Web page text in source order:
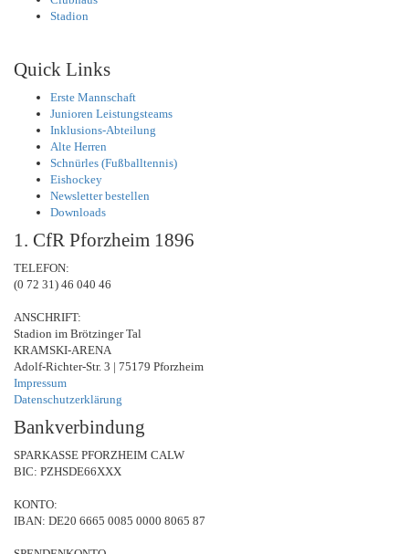
Stadion
Quick Links
Erste Mannschaft
Junioren Leistungsteams
Inklusions-Abteilung
Alte Herren
Schnürles (Fußballtennis)
Eishockey
Newsletter bestellen
Downloads
1. CfR Pforzheim 1896
TELEFON:
(0 72 31) 46 040 46
ANSCHRIFT:
Stadion im Brötzinger Tal
KRAMSKI-ARENA
Adolf-Richter-Str. 3 | 75179 Pforzheim
Impressum
Datenschutzerklärung
Bankverbindung
SPARKASSE PFORZHEIM CALW
BIC: PZHSDE66XXX
KONTO:
IBAN: DE20 6665 0085 0000 8065 87